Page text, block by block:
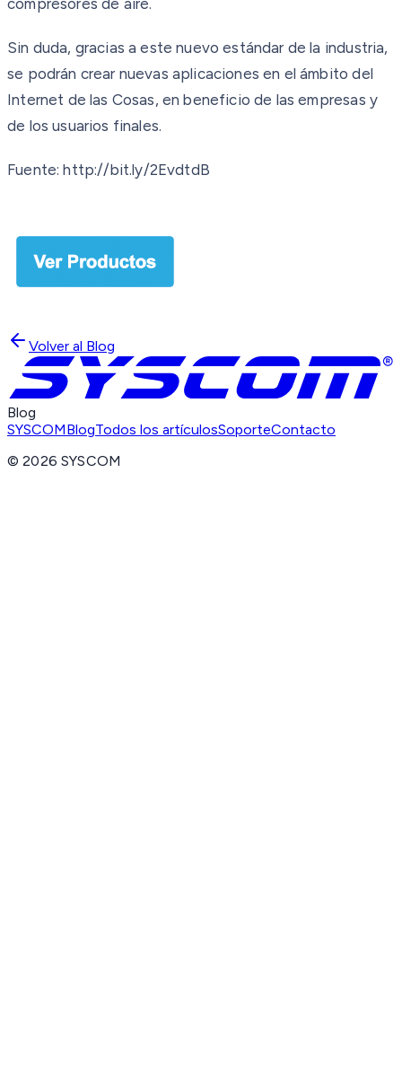
Sin duda, gracias a este nuevo estándar de la industria,
se podrán crear nuevas aplicaciones en el ámbito del
Internet de las Cosas, en beneficio de las empresas y
de los usuarios finales.
Fuente: http://bit.ly/2EvdtdB
Volver al Blog
Blog
SYSCOMBlogTodos los artículosSoporteContacto
©2026 SYSCOM